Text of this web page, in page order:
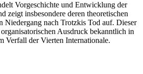
Vorgeschichte und Entwicklung der
zeigt insbesondere deren theoretischen
Niedergang nach Trotzkis Tod auf. Dieser
Ausdruck bekanntlich in
Verfall der Vierten Internationale.